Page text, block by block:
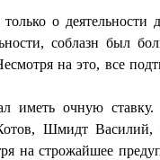
о деятельности
со­блазн был
на это, все
иметь очную
Шмидт
на строжайшее